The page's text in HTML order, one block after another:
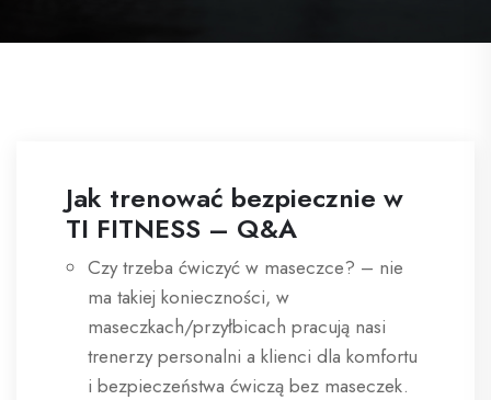
Jak trenować bezpiecznie w
TI FITNESS – Q&A
Czy trzeba ćwiczyć w maseczce? – nie
ma takiej konieczności, w
maseczkach/przyłbicach pracują nasi
trenerzy personalni a klienci dla komfortu
i bezpieczeństwa ćwiczą bez maseczek.